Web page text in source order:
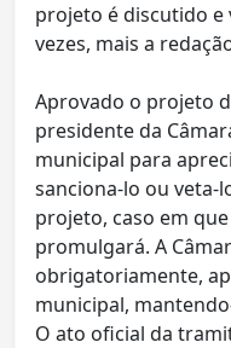
projeto é discutido
vezes, mais a
Aprovado o projeto
presidente da
municipal para
sanciona-lo ou veta-
projeto, caso em
promulgará. A
obrigatoriamente,
municipal,
O ato oficial da